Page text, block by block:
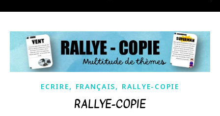
ECRIRE, FRANÇAIS, RALLYE-COPIE
RALLYE-COPIE